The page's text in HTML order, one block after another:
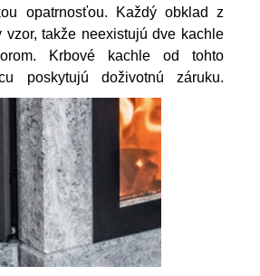
opatrnosťou. Každý obklad z
vzor, takže neexistujú dve kachle
Krbové kachle od tohto
poskytujú doživotnú záruku.